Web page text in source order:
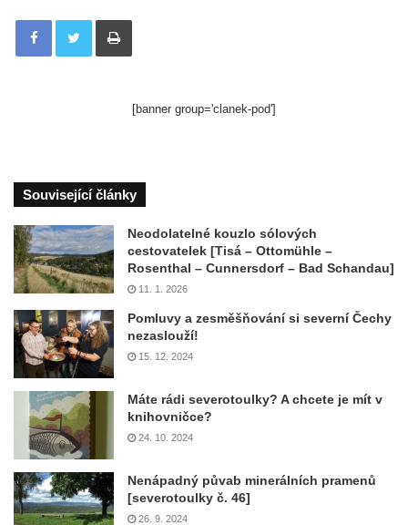
Tisknout
[banner group='clanek-pod']
Související články
Neodolatelné kouzlo sólových
cestovatelek [Tisá – Ottomühle –
Rosenthal – Cunnersdorf – Bad Schandau]
11. 1. 2026
Pomluvy a zesměšňování si severní Čechy
nezaslouží!
15. 12. 2024
Máte rádi severotoulky? A chcete je mít v
knihovničce?
24. 10. 2024
Nenápadný půvab minerálních pramenů
[severotoulky č. 46]
26. 9. 2024